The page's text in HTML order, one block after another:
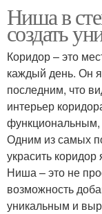
Ниша в
создать
Коридор – это
каждый день. Он
последним, что
интерьер
функциональным,
Одним из самых
украсить
Ниша – это не
возможность
уникальным и